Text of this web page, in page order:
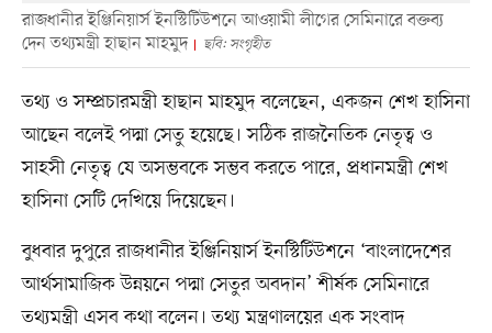
রাজধানীর ইঞ্জিনিয়ার্স ইনস্টিটিউশনে আওয়ামী লীগের সেমিনারে বক্তব্য
দেন তথ্যমন্ত্রী হাছান মাহমুদ
ছবি: সংগৃহীত
তথ্য ও সম্প্রচারমন্ত্রী হাছান মাহমুদ বলেছেন, একজন শেখ হাসিনা
আছেন বলেই পদ্মা সেতু হয়েছে। সঠিক রাজনৈতিক নেতৃত্ব ও
সাহসী নেতৃত্ব যে অসম্ভবকে সম্ভব করতে পারে, প্রধানমন্ত্রী শেখ
হাসিনা সেটি দেখিয়ে দিয়েছেন।
বুধবার দুপুরে রাজধানীর ইঞ্জিনিয়ার্স ইনস্টিটিউশনে ‘বাংলাদেশের
আর্থসামাজিক উন্নয়নে পদ্মা সেতুর অবদান’ শীর্ষক সেমিনারে
তথ্যমন্ত্রী এসব কথা বলেন। তথ্য মন্ত্রণালয়ের এক সংবাদ